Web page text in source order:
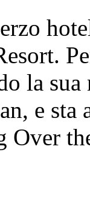
la
e sta
Over